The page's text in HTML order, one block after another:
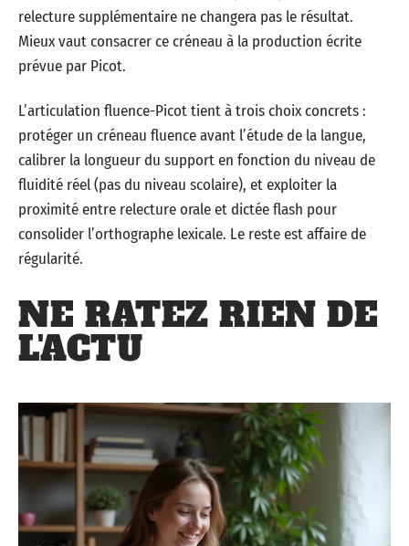
relecture supplémentaire ne changera pas le résultat.
Mieux vaut consacrer ce créneau à la production écrite
prévue par Picot.
L’articulation fluence-Picot tient à trois choix concrets :
protéger un créneau fluence avant l’étude de la langue,
calibrer la longueur du support en fonction du niveau de
fluidité réel (pas du niveau scolaire), et exploiter la
proximité entre relecture orale et dictée flash pour
consolider l’orthographe lexicale. Le reste est affaire de
régularité.
NE RATEZ RIEN DE
L'ACTU